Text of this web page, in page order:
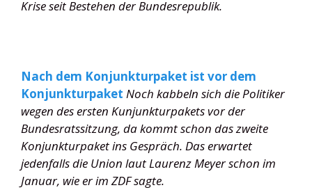
Krise seit Bestehen der Bundesrepublik.
Nach dem Konjunkturpaket ist vor dem
Konjunkturpaket Noch kabbeln sich die Politiker
wegen des ersten Kunjunkturpakets vor der
Bundesratssitzung, da kommt schon das zweite
Konjunkturpaket ins Gespräch. Das erwartet
jedenfalls die Union laut Laurenz Meyer schon im
Januar, wie er im ZDF sagte.